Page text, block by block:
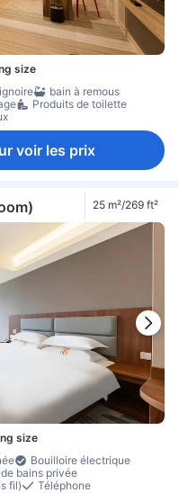
size
bain à remous
Produits de toilette
voir les prix
25 m²/269 ft²
size
Bouilloire électrique
bains privée
fil)
Téléphone